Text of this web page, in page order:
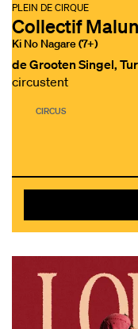
Collectif
Ki No Nagare (7+)
PLEIN DE CIRQUE
de Grooten Singel,
circustent
CIRCUS